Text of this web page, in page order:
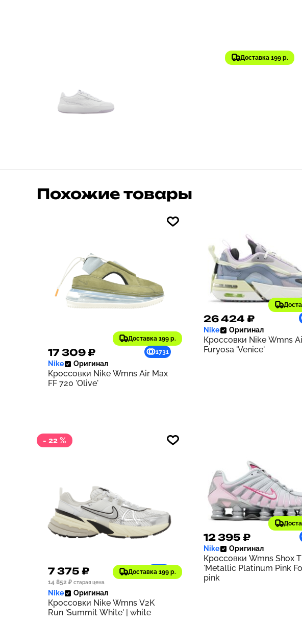
Доставка 199 р.
Похожие товары
Доставка 199 р.
17 309 ₽ 1731
Nike Оригинал
Кроссовки Nike Wmns Air Max
FF 720 'Olive'
26 424 ₽
Nike Оригинал
Кроссовки Nike Wmns
Furyosa 'Venice'
- 22 %
Доставка 199 р.
7 375 ₽
738
14 852 ₽ старая цена
Nike Оригинал
Кроссовки Nike Wmns V2K
Run 'Summit White' | white
12 395 ₽
Nike Оригинал
Кроссовки Wmns Shox
'Metallic Platinum Pink
pink